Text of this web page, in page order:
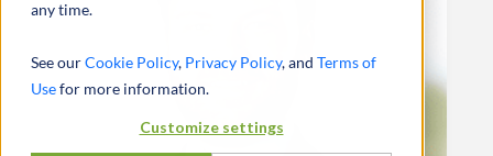
any time.
See ourCookie Policy, Privacy Policy, and Terms of
Usefor more information.
Customize settings